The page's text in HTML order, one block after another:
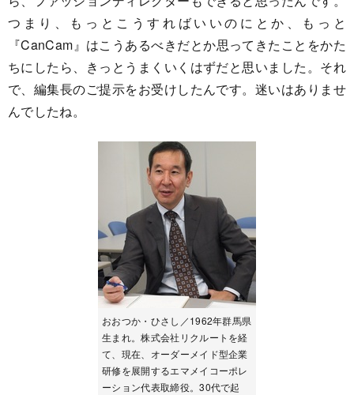
つまり、もっとこうすればいいのにとか、もっと
『CanCam』はこうあるべきだとか思ってきたことをかた
ちにしたら、きっとうまくいくはずだと思いました。それ
で、編集長のご提示をお受けしたんです。迷いはありませ
んでしたね。
おおつか・ひさし／1962年群馬県
生まれ。株式会社リクルートを経
て、現在、オーダーメイド型企業
研修を展開するエマメイコーポレ
ーション代表取締役。30代で起